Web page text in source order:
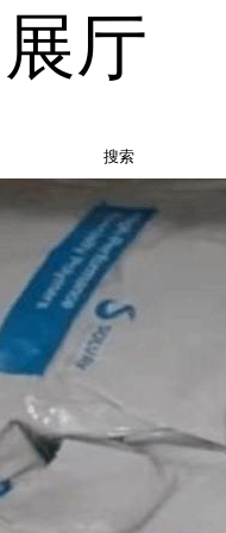
厅
搜索